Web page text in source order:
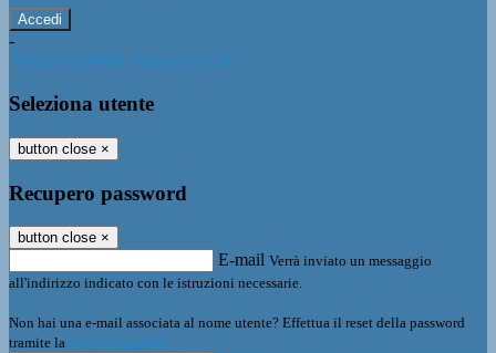
-
Entra con SPID Entra con CIE
Seleziona utente
button close ×
Recupero password
button close ×
E-mail Verrà inviato un messaggio
all'indirizzo indicato con le istruzioni necessarie.
Non hai una e-mail associata al nome utente? Effettua il reset della password
tramite la Login Spaggiari